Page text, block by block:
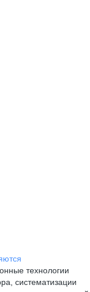
технологии
систематизации